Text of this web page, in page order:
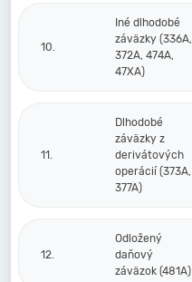
10.
Iné dlhodobé
záväzky (336A,
372A, 474A,
47XA)
11.
Dlhodobé
záväzky z
derivátových
operácií (373A,
377A)
12.
Odložený
daňový
záväzok (481A)